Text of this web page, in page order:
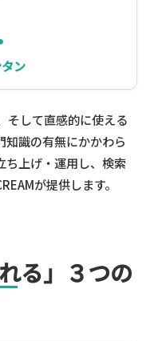
ン
そして直感的に使える
知識の有無にかかわら
ち上げ・運用し、検索
が提供します。
る」３つの